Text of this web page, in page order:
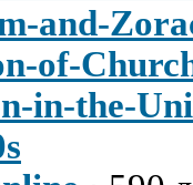
and-
of-
in-the-